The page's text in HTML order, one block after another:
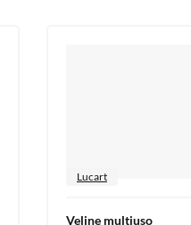
Lucart
Veline multiuso